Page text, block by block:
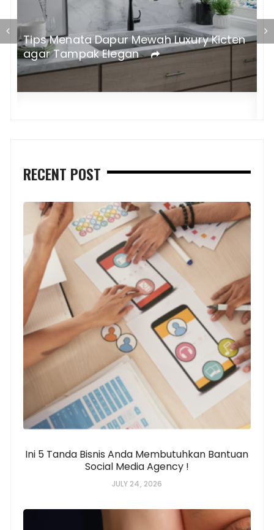
Tips Menata Dapur Mewah Luxury Kicten
agar Tampak Elegan
RECENT POST
Ini 5 Tanda Bisnis Anda Membutuhkan Bantuan
Social Media Agency !
JULY 24, 2026